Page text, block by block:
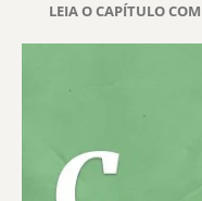
LEIA O CAPÍTULO